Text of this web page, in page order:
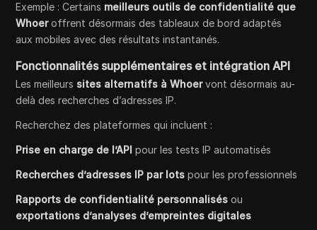
Exemple : Certains meilleurs outils de confidentialité que
Whoeroffrent désormais des tableaux de bord adaptés
aux mobiles avec des résultats instantanés.
Fonctionnalités supplémentaires et intégration API
Les meilleurs sites alternatifs à Whoervont désormais au-
delà des recherches d’adresses IP.
Recherchez des plateformes qui incluent :
Prise en charge de l’API pour les tests IP automatisés
Recherches d’adresses IP par lots pour les professionnels
Rapports de confidentialité personnalisés ou
exportations d’analyses d’empreintes digitales